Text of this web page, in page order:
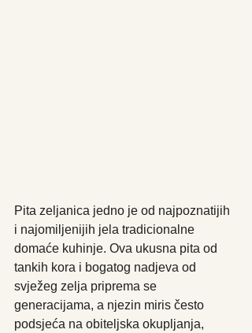
Pita zeljanica jedno je od najpoznatijih
i najomiljenijih jela tradicionalne
domaće kuhinje. Ova ukusna pita od
tankih kora i bogatog nadjeva od
svježeg zelja priprema se
generacijama, a njezin miris često
podsjeća na obiteljska okupljanja,